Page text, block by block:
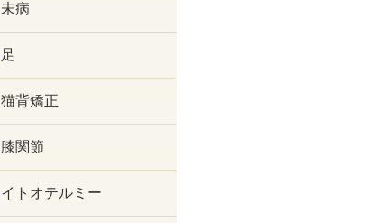
未病
足
猫背矯正
膝関節
イトオテルミー